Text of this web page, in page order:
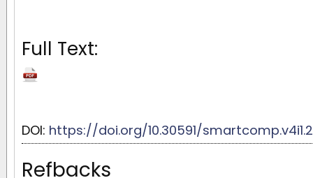
Full Text:
DOI: https://doi.org/10.30591/
Refbacks